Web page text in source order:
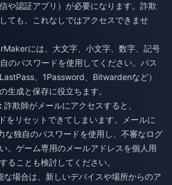
や認証アプリ）が必要になります。詐欺
ても、これなしではアクセスできませ
には、大文字、小文字、数字、記号
のパスワードを使用してください。パス
、1Password、Bitwardenなど）
生成と保存に役立ちます。
詐欺師がメールにアクセスすると、
をリセットできてしまいます。メールに
な独自のパスワードを使用し、不審なログ
。ゲーム専用のメールアドレスを個人用
ることも検討してください。
な場合は、新しいデバイスや場所からのア